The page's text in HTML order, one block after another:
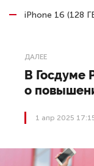
iPhone 16 (128
ДАЛЕЕ
В Госдуме
о
1 апр 2025